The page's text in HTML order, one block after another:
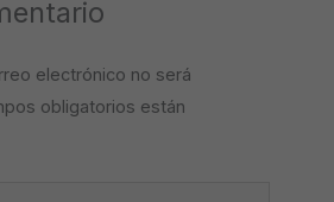
electrónico no será
obligatorios están